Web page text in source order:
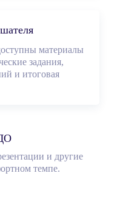
материалы
задания,
и итоговая
и другие
темпе.